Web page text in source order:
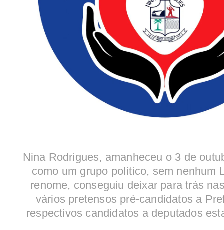
Nina Rodrigues, amanheceu o 3 de
como um grupo político, sem nenhum
renome, conseguiu deixar para trás
vários pretensos pré-candidatos a
respectivos candidatos a deputados